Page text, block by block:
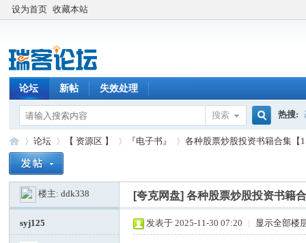
设为首页 收藏本站
论坛 新帖 失效处理
搜索
搜
索
热搜:
»
论坛
›
【 资源区 】 『电子书』
›
各种股票炒股投资书籍合集【
楼主:ddk338 [夸克网盘]各种股票炒股投资书籍
syj125 发表于 2025-11-30 07:20 | 显示全部楼